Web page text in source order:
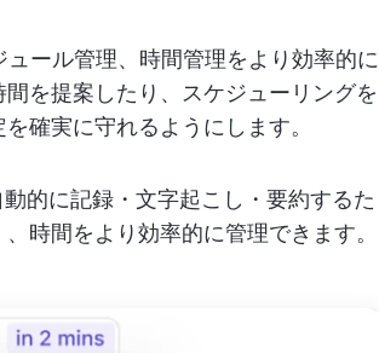
ール管理、時間管理をより効率的に
を提案したり、スケジューリングを
確実に守れるようにします。
的に記録・文字起こし・要約するた
時間をより効率的に管理できます。